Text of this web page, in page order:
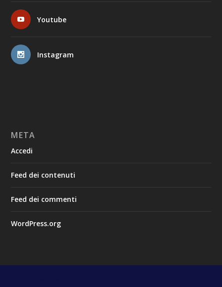
Youtube
Instagram
META
Accedi
Feed dei contenuti
Feed dei commenti
WordPress.org